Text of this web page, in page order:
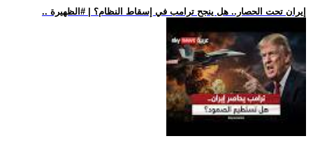
.. إيران تحت الحصار.. هل ينجح ترامب في إسقاط النظام؟ | #الظهيرة